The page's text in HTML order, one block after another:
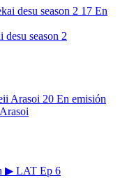
17 En
season 2
20 En emisión
▶ LAT Ep 6